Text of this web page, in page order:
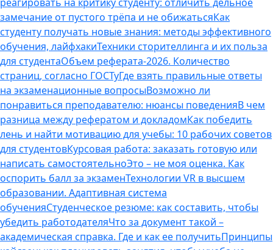
замечание от пустого трёпа и не обижатьсяКак
студенту получать новые знания: методы эффективного
обучения, лайфхакиТехники сторителлинга и их польза
для студентаОбъем реферата-2026. Количество
страниц, согласно ГОСТуГде взять правильные ответы
на экзаменационные вопросыВозможно ли
понравиться преподавателю: нюансы поведенияВ чем
разница между рефератом и докладомКак победить
лень и найти мотивацию для учебы: 10 рабочих советов
для студентовКурсовая работа: заказать готовую или
написать самостоятельноЭто – не моя оценка. Как
оспорить балл за экзаменТехнологии VR в высшем
образовании. Адаптивная система
обученияСтуденческое резюме: как составить, чтобы
убедить работодателяЧто за документ такой –
академическая справка. Где и как ее получитьПринципы